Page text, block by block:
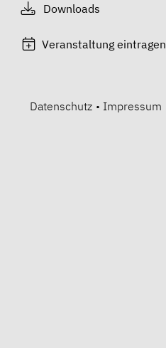
Downloads
Veranstaltung eintragen
Datenschutz • Impressum